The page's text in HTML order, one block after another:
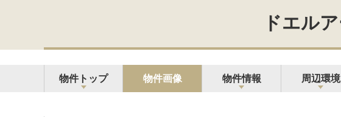
ドエル
物件トップ 物件画像 物件情報 周辺環境